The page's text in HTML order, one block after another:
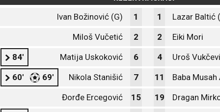
Ivan Božinović (G)
1 1 Lazar Baltić
Miloš Vučetić 2 2 Eiki Mori
84' Matija Uskoković 6 4 Uroš
60' 69' Nikola Stanišić 7 11 Baba
Đorđe Ercegović 15 19 Dragan